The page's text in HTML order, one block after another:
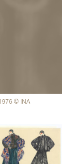
© INA